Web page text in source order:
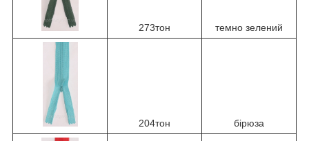
273тон темно зелений
204тон бірюза